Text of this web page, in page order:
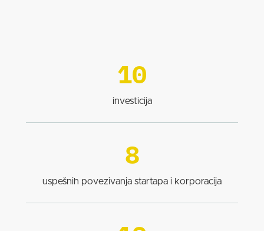
10
investicija
8
uspešnih povezivanja startapa i korporacija